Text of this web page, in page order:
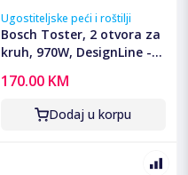
Ugostiteljske peći i roštilji
Bosch Toster, 2 otvora za
kruh, 970W, DesignLine -
170.00 KM
Dodaj u korpu